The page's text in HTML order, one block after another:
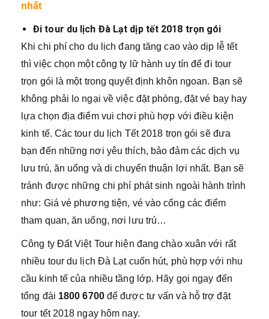
nhất
Đi tour du lịch Đà Lạt dịp tết 2018 trọn gói
Khi chi phí cho du lịch đang tăng cao vào dịp lễ tết
thì việc chọn một công ty lữ hành uy tín để đi tour
trọn gói là một trong quyết định khôn ngoan. Bạn sẽ
không phải lo ngại về việc đặt phòng, đặt vé bay hay
lựa chọn địa điểm vui chơi phù hợp với điều kiện
kinh tế. Các tour du lịch Tết 2018 trọn gói sẽ đưa
bạn đến những nơi yêu thích, bảo đảm các dịch vụ
lưu trú, ăn uống và di chuyển thuận lợi nhất. Bạn sẽ
tránh được những chi phí phát sinh ngoài hành trình
như: Giá vé phương tiện, vé vào cổng các điểm
tham quan, ăn uống, nơi lưu trú…
Công ty Đất Việt Tour hiện đang chào xuân với rất
nhiều tour du lịch Đà Lạt cuốn hút, phù hợp với nhu
cầu kinh tế của nhiều tầng lớp. Hãy gọi ngay đến
tổng đài 1800 6700để được tư vấn và hỗ trợ đặt
tour tết 2018 ngay hôm nay.